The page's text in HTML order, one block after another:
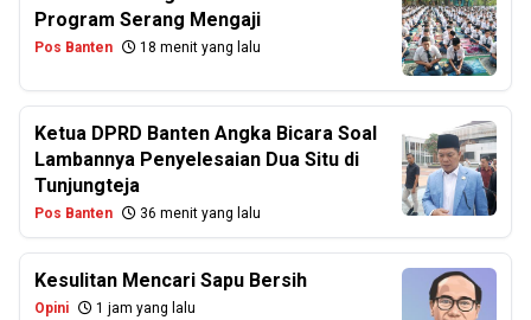
Program Serang Mengaji
Pos Banten 18 menit yang lalu
Ketua DPRD Banten Angka Bicara Soal
Lambannya Penyelesaian Dua Situ di
Tunjungteja
Pos Banten 36 menit yang lalu
Kesulitan Mencari Sapu Bersih
Opini 1 jam yang lalu